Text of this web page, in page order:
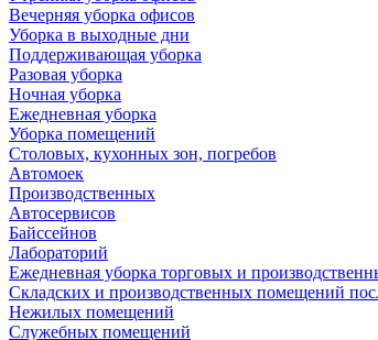
Вечерняя уборка офисов
Уборка в выходные дни
Поддерживающая уборка
Разовая уборка
Ночная уборка
Ежедневная уборка
Уборка помещений
Столовых, кухонных зон, погребов
Автомоек
Производственных
Автосервисов
Байссейнов
Лабораторий
Ежедневная уборка торговых и
Складских и производственных помещений
Нежилых помещений
Служебных помещений